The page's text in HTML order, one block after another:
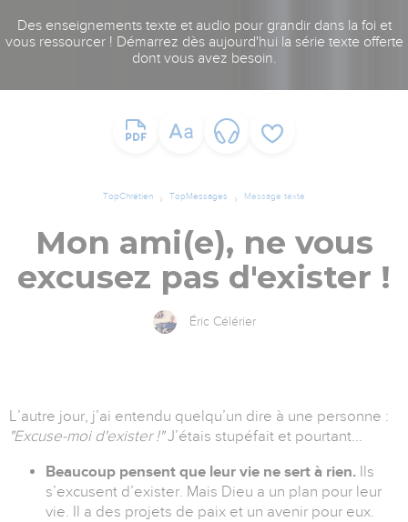
Des enseignements texte et audio pour grandir dans la foi et
vous ressourcer ! Démarrez dès aujourd'hui la série texte offerte
dont vous avez besoin.
TopChrétien TopMessages Message texte
Mon ami(e), ne vous
excusez pas d'exister !
Éric Célérier
L’autre jour, j’ai entendu quelqu’un dire à une personne :
"Excuse-moi d'exister !"J’étais stupéfait et pourtant...
Beaucoup pensent que leur vie ne sert à rien. Ils
s’excusent d’exister. Mais Dieu a un plan pour leur
vie. Il a des projets de paix et un avenir pour eux.